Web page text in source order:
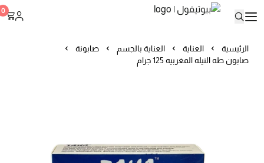
0
الرئيسية العناية العناية بالجسم
صابونة
صابون طه النيله المغربيه 125 جرام